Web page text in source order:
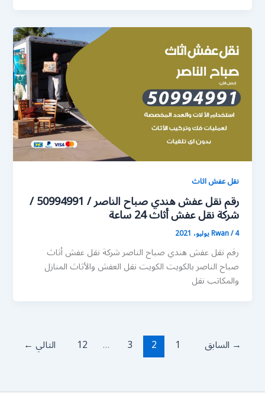
نقل عفش اثاث
رقم نقل عفش هندي صباح الناصر / 50994991 /
شركة نقل عفش أثاث 24 ساعة
Rwan/4 يوليو، 2021
رقم نقل عفش هندي صباح الناصر شركة نقل عفش أثاث
صباح الناصر بالكويت الكويت نقل العفش والأثاث المنازل
والمكاتب نقل
→ السابق 1
2
3
…
12 التالي ←